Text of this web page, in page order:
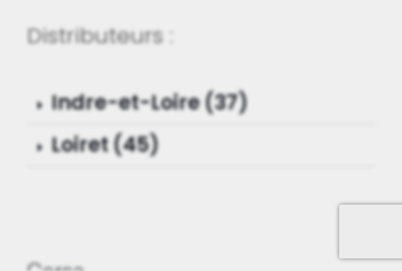
Distributeurs :
Indre-et-Loire (37)
Loiret (45)